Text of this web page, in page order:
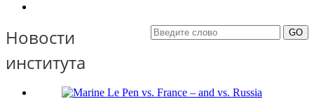
Новости
института